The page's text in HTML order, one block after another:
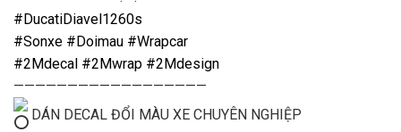
#DucatiDiavel1260s
#Sonxe #Doimau #Wrapcar
#2Mdecal #2Mwrap #2Mdesign
——————————————————
DÁN DECAL ĐỔI MÀU XE CHUYÊN NGHIỆP